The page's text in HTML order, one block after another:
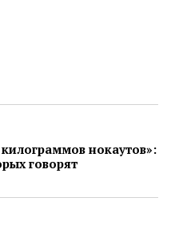
нокаутов»:
говорят